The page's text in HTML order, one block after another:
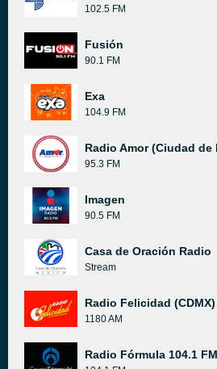
102.5 FM
Fusión
90.1 FM
Exa
104.9 FM
Radio Amor (Ciudad de
95.3 FM
Imagen
90.5 FM
Casa de Oración Radio
Stream
Radio Felicidad (CDMX)
1180 AM
Radio Fórmula 104.1